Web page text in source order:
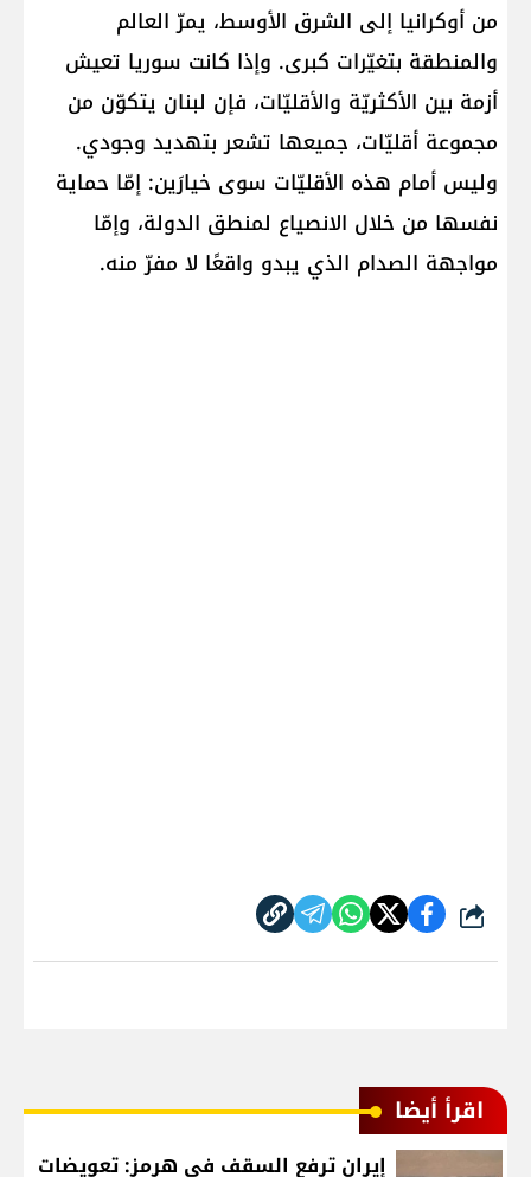
من أوكرانيا إلى الشرق الأوسط، يمرّ العالم
والمنطقة بتغيّرات كبرى. وإذا كانت سوريا تعيش
أزمة بين الأكثريّة والأقليّات، فإن لبنان يتكوّن من
مجموعة أقليّات، جميعها تشعر بتهديد وجودي.
وليس أمام هذه الأقليّات سوى خيارَين: إمّا حماية
نفسها من خلال الانصياع لمنطق الدولة، وإمّا
مواجهة الصدام الذي يبدو واقعًا لا مفرّ منه.
شارك
اقرأ أيضا
إيران ترفع السقف في هرمز: تعويضات